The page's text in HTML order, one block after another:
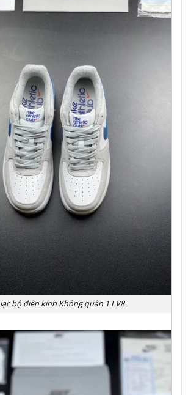
bộ điền kinh Không quân 1 LV8